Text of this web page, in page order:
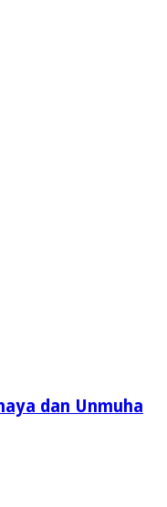
dan Unmuha